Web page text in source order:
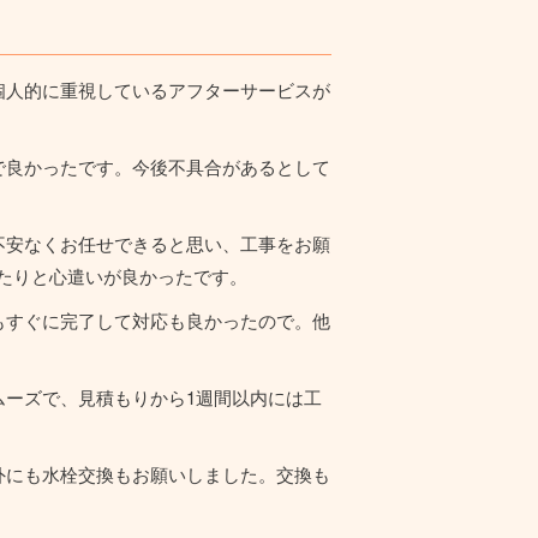
的に重視しているアフターサービスが
かったです。今後不具合があるとして
なくお任せできると思い、工事をお願
と心遣いが良かったです。
ぐに完了して対応も良かったので。他
ズで、見積もりから1週間以内には工
も水栓交換もお願いしました。交換も